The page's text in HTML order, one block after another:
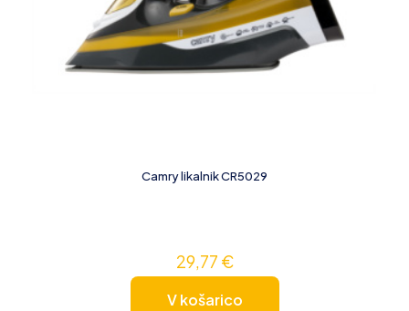
Camry likalnik CR5029
29,77 €
V košarico